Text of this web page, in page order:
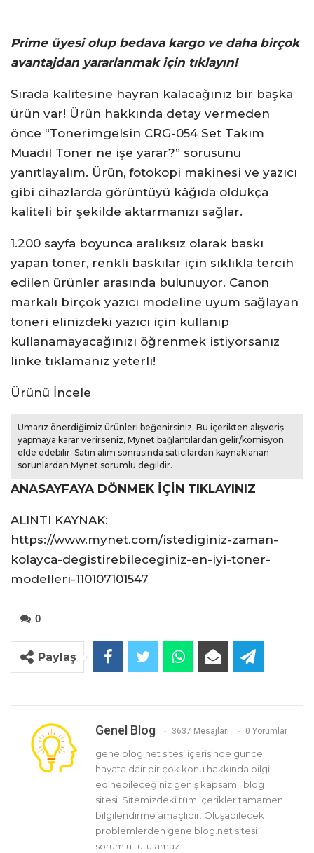
Prime üyesi olup bedava kargo ve daha birçok
avantajdan yararlanmak için tıklayın!
Sırada kalitesine hayran kalacağınız bir başka
ürün var! Ürün hakkında detay vermeden
önce “Tonerimgelsin CRG-054 Set Takım
Muadil Toner ne işe yarar?” sorusunu
yanıtlayalım. Ürün, fotokopi makinesi ve yazıcı
gibi cihazlarda görüntüyü kâğıda oldukça
kaliteli bir şekilde aktarmanızı sağlar.
1.200 sayfa boyunca aralıksız olarak baskı
yapan toner, renkli baskılar için sıklıkla tercih
edilen ürünler arasında bulunuyor. Canon
markalı birçok yazıcı modeline uyum sağlayan
toneri elinizdeki yazıcı için kullanıp
kullanamayacağınızı öğrenmek istiyorsanız
linke tıklamanız yeterli!
Ürünü İncele
Umarız önerdiğimiz ürünleri beğenirsiniz. Bu içerikten alışveriş
yapmaya karar verirseniz, Mynet bağlantılardan gelir/komisyon
elde edebilir. Satın alım sonrasında satıcılardan kaynaklanan
sorunlardan Mynet sorumlu değildir.
ANASAYFAYA DÖNMEK İÇİN TIKLAYINIZ
ALINTI KAYNAK:
https://www.mynet.com/istediginiz-zaman-
kolayca-degistirebileceginiz-en-iyi-toner-
modelleri-110107101547
0
Paylaş
Genel Blog 3637 Mesajları 0 Yorumlar
genelblog.net sitesi içerisinde güncel
hayata dair bir çok konu hakkında bilgi
edinebileceğiniz geniş kapsamlı blog
sitesi. Sitemizdeki tüm içerikler tamamen
bilgilendirme amaçlıdır. Oluşabilecek
problemlerden genelblog.net sitesi
sorumlu tutulamaz.